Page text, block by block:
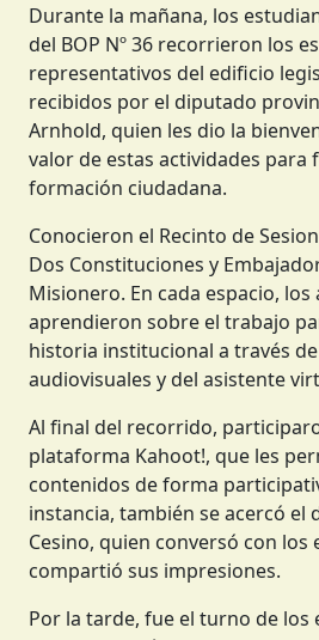
Durante la mañana, los
del BOP Nº 36 recorrieron los
representativos del edificio
recibidos por el diputado
Arnhold, quien les dio la
valor de estas actividades para
formación ciudadana.
Conocieron el Recinto de
Dos Constituciones y
Misionero. En cada espacio, los
aprendieron sobre el trabajo
historia institucional a través
audiovisuales y del asistente
Al final del recorrido,
plataforma Kahoot!, que les
contenidos de forma
instancia, también se acercó el
Cesino, quien conversó con los
compartió sus impresiones.
Por la tarde, fue el turno de los